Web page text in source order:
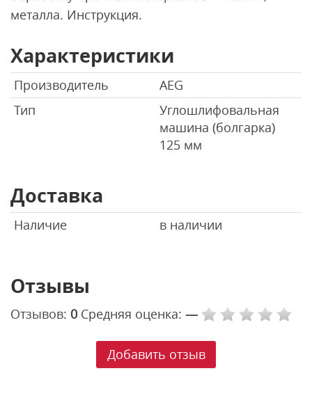
металла. Инструкция.
Характеристики
Производитель
AEG
Тип
Углошлифовальная
машина (болгарка)
125 мм
Доставка
Наличие в наличии
Отзывы
Отзывов: 0 Средняя оценка: —
Добавить отзыв